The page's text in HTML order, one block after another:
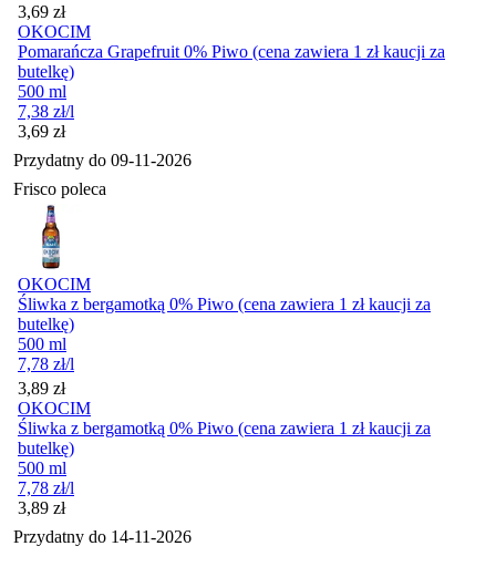
Cena
3,69 zł
OKOCIM
Pomarańcza Grapefruit 0% Piwo (cena zawiera 1 zł kaucji za
butelkę)
500 ml
7,38 zł/l
Cena
3,69 zł
Przydatny do 09-11-2026
Frisco poleca
OKOCIM
Śliwka z bergamotką 0% Piwo (cena zawiera 1 zł kaucji za
butelkę)
500 ml
7,78 zł/l
Cena
3,89 zł
OKOCIM
Śliwka z bergamotką 0% Piwo (cena zawiera 1 zł kaucji za
butelkę)
500 ml
7,78 zł/l
Cena
3,89 zł
Przydatny do 14-11-2026